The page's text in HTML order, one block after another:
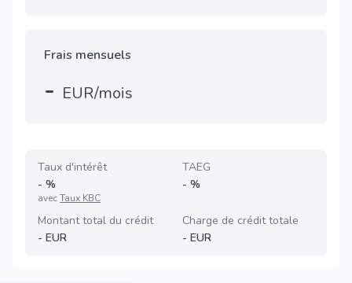
Frais mensuels
- EUR/mois
Taux d'intérêt
- %
avecTaux KBC
TAEG
- %
Montant total du crédit
- EUR
Charge de crédit totale
- EUR